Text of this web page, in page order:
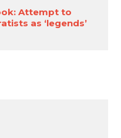
Attempt to
as ‘legends’